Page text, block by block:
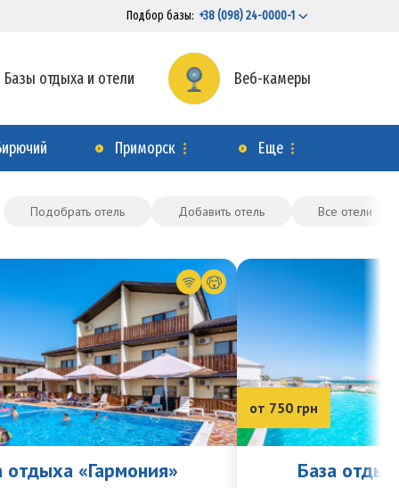
Подбор базы: +38 (098) 24-0000-1
Базы отдыха и отели Веб-камеры
Приморск Еще
Подобрать отель Добавить отель Все отели
отдыха «Гармония»
от 750 грн
База